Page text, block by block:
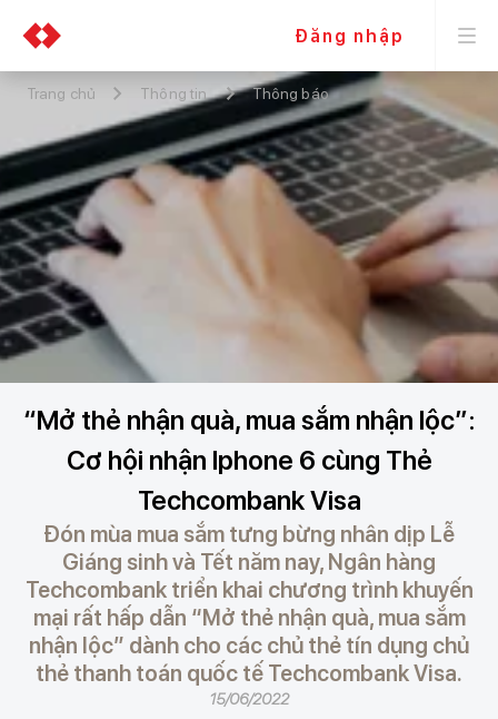
Đăng nhập
Trang chủ Thông tin Thông báo
“Mở thẻ nhận quà, mua sắm nhận lộc”:
Cơ hội nhận Iphone 6 cùng Thẻ
Techcombank Visa
Đón mùa mua sắm tưng bừng nhân dịp Lễ
Giáng sinh và Tết năm nay, Ngân hàng
Techcombank triển khai chương trình khuyến
mại rất hấp dẫn “Mở thẻ nhận quà, mua sắm
nhận lộc” dành cho các chủ thẻ tín dụng chủ
thẻ thanh toán quốc tế Techcombank Visa.
15/06/2022